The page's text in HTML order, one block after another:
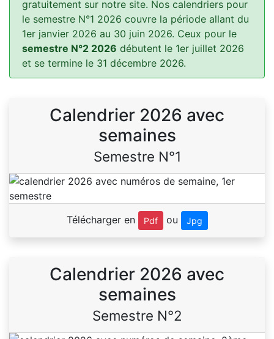
gratuitement sur notre site. Nos calendriers pour
le semestre N°1 2026 couvre la période allant du
1er janvier 2026 au 30 juin 2026. Ceux pour le
semestre N°2 2026 débutent le 1er juillet 2026
et se termine le 31 décembre 2026.
Calendrier 2026 avec
semaines
Semestre N°1
Télécharger en Pdf ou Jpg
Calendrier 2026 avec
semaines
Semestre N°2